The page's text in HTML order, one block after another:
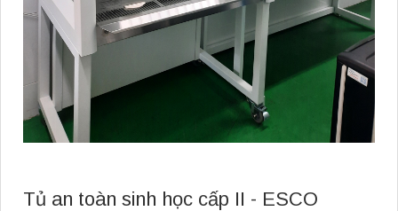
Tủ an toàn sinh học cấp II - ESCO